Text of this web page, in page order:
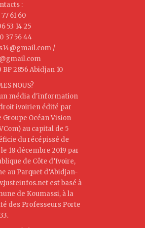
:
61 60
53 14 25
37 56 44
/
2856 Abidjan 10
NOUS?
média d'information
ivoirien édité par
Océan Vision
au capital de 5
du récépissé de
18 décembre 2019 par
de Côte d’Ivoire,
au Parquet d’Abidjan-
est basé à
de Koumassi, à la
des Professeurs Porte